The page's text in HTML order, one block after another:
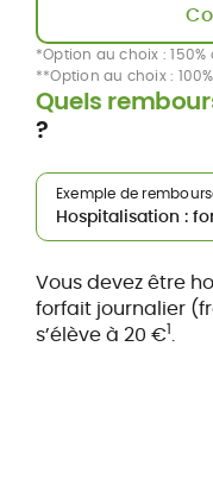
*Option au choix : 150%
**Option au choix :
Quels
?
Exemple de
Vous devez être
forfait journalier
s’élève à 20 €1.